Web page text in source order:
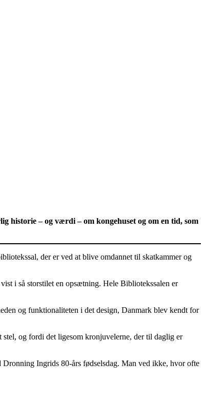
historie – og værdi – om kongehuset og om en tid, som
der er ved at blive omdannet til skatkammer og
i så storstilet en opsætning. Hele Bibliotekssalen er
og funktionaliteten i det design, Danmark blev kendt for
og fordi det ligesom kronjuvelerne, der til daglig er
Ingrids 80-års fødselsdag. Man ved ikke, hvor ofte